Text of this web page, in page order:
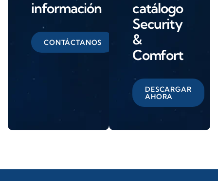
información
CONTÁCTANOS
catálogo
Security
&
Comfort
DESCARGAR
AHORA